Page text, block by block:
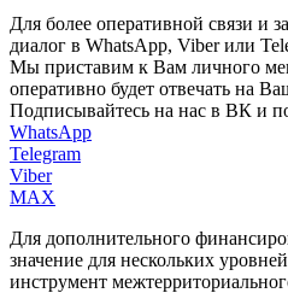
Для более оперативной связи и
диалог в WhatsApp, Viber или
Мы приставим к Вам личного
оперативно будет отвечать на
Подписывайтесь на нас в ВК и
WhatsApp
Telegram
Viber
MAX
Для дополнительного
значение для нескольких
инструмент